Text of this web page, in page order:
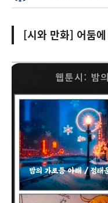
[시와 만화] 어둠